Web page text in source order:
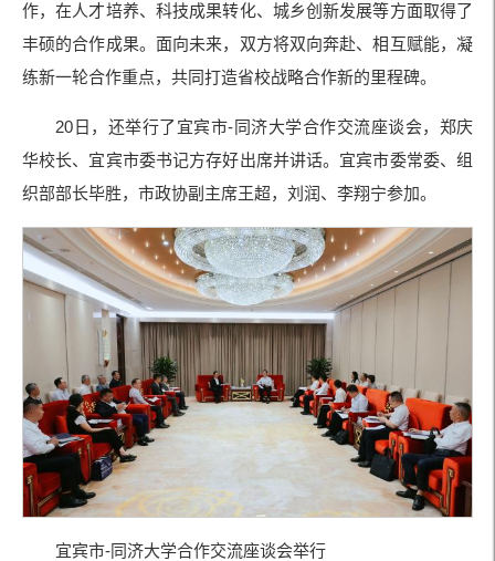
作，在人才培养、科技成果转化、城乡创新发展等方面取得了
丰硕的合作成果。面向未来，双方将双向奔赴、相互赋能，凝
练新一轮合作重点，共同打造省校战略合作新的里程碑。
20日，还举行了宜宾市-同济大学合作交流座谈会，郑庆
华校长、宜宾市委书记方存好出席并讲话。宜宾市委常委、组
织部部长毕胜，市政协副主席王超，刘润、李翔宁参加。
宜宾市-同济大学合作交流座谈会举行